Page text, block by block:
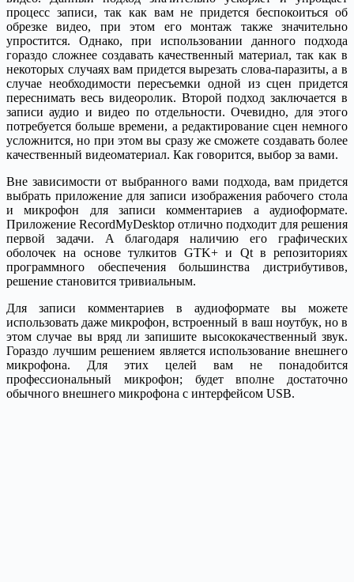
процесс записи, так как вам не придется беспокоиться об
обрезке видео, при этом его монтаж также значительно
упростится. Однако, при использовании данного подхода
гораздо сложнее создавать качественный материал, так как в
некоторых случаях вам придется вырезать слова-паразиты, а в
случае необходимости пересъемки одной из сцен придется
переснимать весь видеоролик. Второй подход заключается в
записи аудио и видео по отдельности. Очевидно, для этого
потребуется больше времени, а редактирование сцен немного
усложнится, но при этом вы сразу же сможете создавать более
качественный видеоматериал. Как говорится, выбор за вами.
Вне зависимости от выбранного вами подхода, вам придется
выбрать приложение для записи изображения рабочего стола
и микрофон для записи комментариев а аудиоформате.
Приложение RecordMyDesktop отлично подходит для решения
первой задачи. А благодаря наличию его графических
оболочек на основе тулкитов GTK+ и Qt в репозиториях
программного обеспечения большинства дистрибутивов,
решение становится тривиальным.
Для записи комментариев в аудиоформате вы можете
использовать даже микрофон, встроенный в ваш ноутбук, но в
этом случае вы вряд ли запишите высококачественный звук.
Гораздо лучшим решением является использование внешнего
микрофона. Для этих целей вам не понадобится
профессиональный микрофон; будет вполне достаточно
обычного внешнего микрофона с интерфейсом USB.